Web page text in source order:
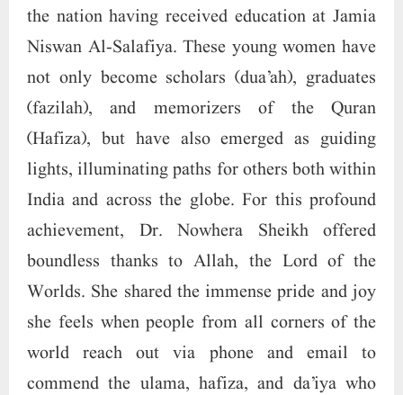
the nation having received education at Jamia
Niswan Al-Salafiya. These young women have
not only become scholars (dua’ah), graduates
(fazilah), and memorizers of the Quran
(Hafiza), but have also emerged as guiding
lights, illuminating paths for others both within
India and across the globe. For this profound
achievement, Dr. Nowhera Sheikh offered
boundless thanks to Allah, the Lord of the
Worlds. She shared the immense pride and joy
she feels when people from all corners of the
world reach out via phone and email to
commend the ulama, hafiza, and da’iya who